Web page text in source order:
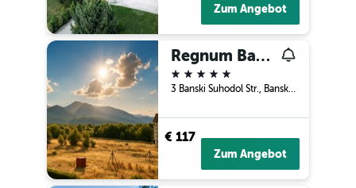
Zum Angebot
Regnum Bansko Mountain Resort
5 Sterne
3 Banski Suhodol Str., Bansko, Bulgarien
€ 117
Zum Angebot